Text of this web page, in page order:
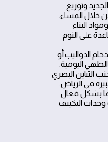
وتوزيع
خلال المساء.
البناء
على النوم
الدواليب أو
اليومية.
التباين البصري
في الرياض.
بشكل فعال
التكييف